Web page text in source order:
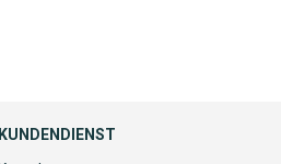
KUNDENDIENST